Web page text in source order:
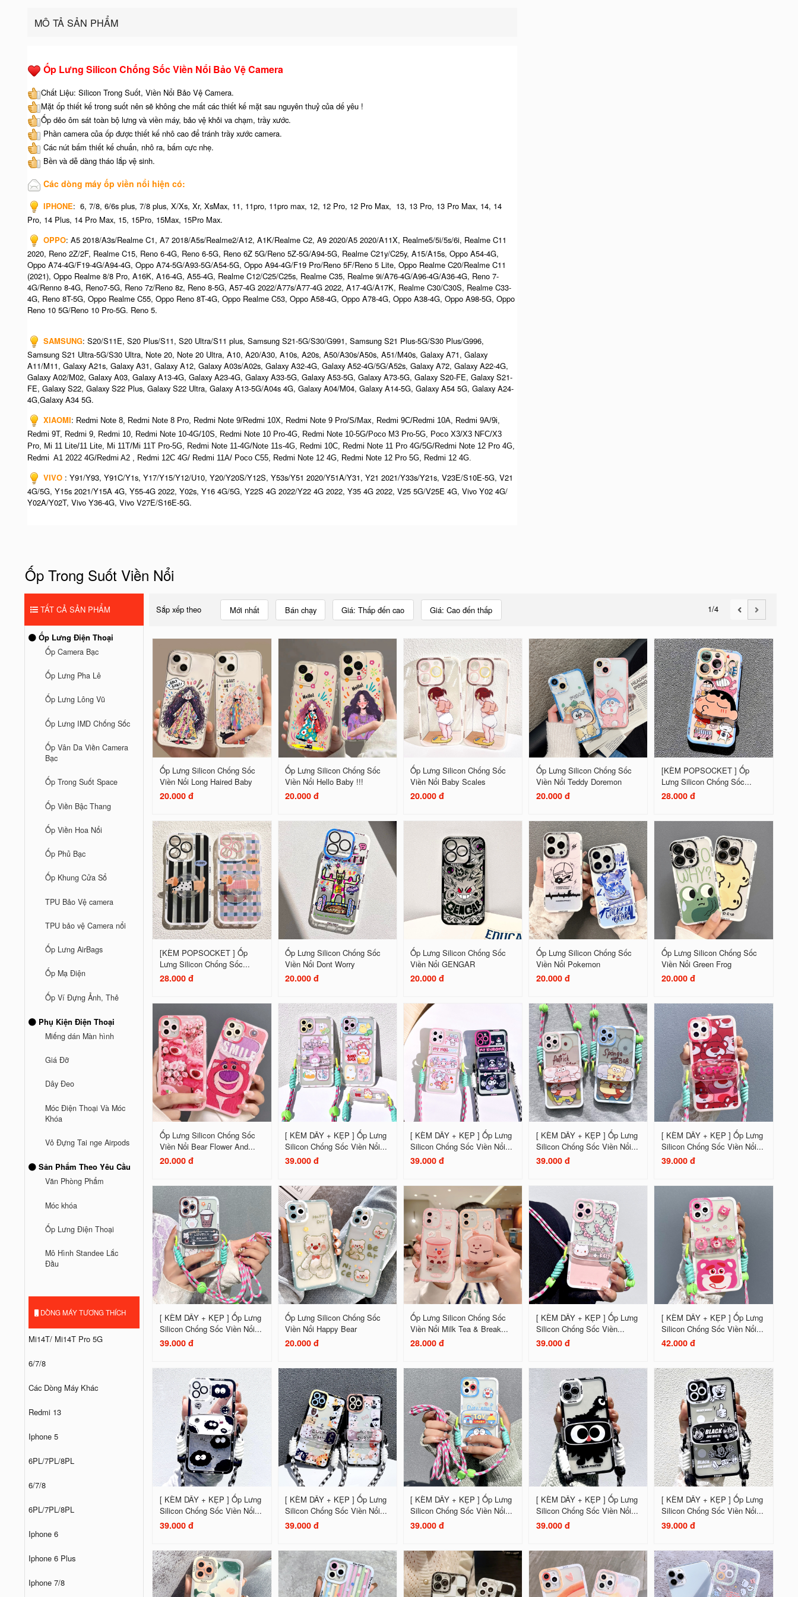
MÔ TẢ SẢN PHẨM
Ốp Lưng Silicon Chống Sốc Viền Nổi Bảo Vệ Camera
Chất Liệu: Silicon Trong Suốt, Viền Nổi Bảo Vệ Camera.
Mặt ốp thiết kế trong suốt nên sẽ không che mất các thiết kế mặt sau nguyên thuỷ của dế yêu !
Ốp dẻo ôm sát toàn bộ lưng và viền máy, bảo vệ khỏi va chạm, trầy xước.
Phần camera của ốp được thiết kế nhô cao để tránh trầy xước camera.
Các nút bấm thiết kế chuẩn, nhô ra, bấm cực nhẹ.
Bền và dễ dàng tháo lắp vệ sinh.
Các dòng máy ốp viền nổi hiện có:
IPHONE: 6, 7/8, 6/6s plus, 7/8 plus, X/Xs, Xr, XsMax, 11, 11pro, 11pro max, 12, 12 Pro, 12 Pro Max, 13, 13 Pro, 13 Pro Max, 14, 14
Pro, 14 Plus, 14 Pro Max, 15, 15Pro, 15Max, 15Pro Max.
OPPO: A5 2018/A3s/Realme C1, A7 2018/A5s/Realme2/A12, A1K/Realme C2, A9 2020/A5 2020/A11X, Realme5/5i/5s/6i, Realme C11
2020, Reno 2Z/2F, Realme C15, Reno 6-4G, Reno 6-5G, Reno 6Z 5G/Reno 5Z-5G/A94-5G, Realme C21y/C25y, A15/A15s, Oppo A54-4G,
Oppo A74-4G/F19-4G/A94-4G, Oppo A74-5G/A93-5G/A54-5G, Oppo A94-4G/F19 Pro/Reno 5F/Reno 5 Lite, Oppo Realme C20/Realme C11
(2021), Oppo Realme 8/8 Pro, A16K, A16-4G, A55-4G, Realme C12/C25/C25s, Realme C35, Realme 9i/A76-4G/A96-4G/A36-4G, Reno 7-
4G/Renno 8-4G, Reno7-5G, Reno 7z/Reno 8z, Reno 8-5G, A57-4G 2022/A77s/A77-4G 2022, A17-4G/A17K, Realme C30/C30S, Realme C33-
4G, Reno 8T-5G, Oppo Realme C55, Oppo Reno 8T-4G, Oppo Realme C53, Oppo A58-4G, Oppo A78-4G, Oppo A38-4G, Oppo A98-5G, Oppo
Reno 10 5G/Reno 10 Pro-5G. Reno 5.
SAMSUNG: S20/S11E, S20 Plus/S11, S20 Ultra/S11 plus, Samsung S21-5G/S30/G991, Samsung S21 Plus-5G/S30 Plus/G996,
Samsung S21 Ultra-5G/S30 Ultra, Note 20, Note 20 Ultra, A10, A20/A30, A10s, A20s, A50/A30s/A50s, A51/M40s, Galaxy A71, Galaxy
A11/M11, Galaxy A21s, Galaxy A31, Galaxy A12, Galaxy A03s/A02s, Galaxy A32-4G, Galaxy A52-4G/5G/A52s, Galaxy A72, Galaxy A22-4G,
Galaxy A02/M02, Galaxy A03, Galaxy A13-4G, Galaxy A23-4G, Galaxy A33-5G, Galaxy A53-5G, Galaxy A73-5G, Galaxy S20-FE, Galaxy S21-
FE, Galaxy S22, Galaxy S22 Plus, Galaxy S22 Ultra, Galaxy A13-5G/A04s 4G, Galaxy A04/M04, Galaxy A14-5G, Galaxy A54 5G, Galaxy A24-
4G,Galaxy A34 5G.
XIAOMI: Redmi Note 8, Redmi Note 8 Pro, Redmi Note 9/Redmi 10X, Redmi Note 9 Pro/S/Max, Redmi 9C/Redmi 10A, Redmi 9A/9i,
Redmi 9T, Redmi 9, Redmi 10, Redmi Note 10-4G/10S, Redmi Note 10 Pro-4G, Redmi Note 10-5G/Poco M3 Pro-5G, Poco X3/X3 NFC/X3
Pro, Mi 11 Lite/11 Lite, Mi 11T/Mi 11T Pro-5G, Redmi Note 11-4G/Note 11s-4G, Redmi 10C, Redmi Note 11 Pro 4G/5G/Redmi Note 12 Pro 4G,
Redmi A1 2022 4G/Redmi A2 , Redmi 12C 4G/ Redmi 11A/ Poco C55, Redmi Note 12 4G, Redmi Note 12 Pro 5G, Redmi 12 4G.
VIVO : Y91/Y93, Y91C/Y1s, Y17/Y15/Y12/U10, Y20/Y20S/Y12S, Y53s/Y51 2020/Y51A/Y31, Y21 2021/Y33s/Y21s, V23E/S10E-5G, V21
4G/5G, Y15s 2021/Y15A 4G, Y55-4G 2022, Y02s, Y16 4G/5G, Y22S 4G 2022/Y22 4G 2022, Y35 4G 2022, V25 5G/V25E 4G, Vivo Y02 4G/
Y02A/Y02T, Vivo Y36-4G, Vivo V27E/S16E-5G.
Ốp Trong Suốt Viền Nổi
TẤT CẢ SẢN PHẨM
Ốp Lưng Điện Thoại
Ốp Camera Bạc
Ốp Lưng Pha Lê
Ốp Lưng Lông Vũ
Ốp Lưng IMD Chống Sốc
Ốp Vân Da Viền Camera
Bạc
Ốp Trong Suốt Space
Ốp Viền Bậc Thang
Ốp Viền Hoa Nổi
Ốp Phủ Bạc
Ốp Khung Cửa Sổ
TPU Bảo Vệ camera
TPU bảo vệ Camera nổi
Ốp Lưng AirBags
Ốp Mạ Điện
Ốp Ví Đựng Ảnh, Thẻ
Phụ Kiện Điện Thoại
Miếng dán Màn hình
Giá Đỡ
Dây Đeo
Móc Điện Thoại Và Móc
Khóa
Vỏ Đựng Tai nge Airpods
Sản Phẩm Theo Yêu Cầu
Văn Phòng Phẩm
Móc khóa
Ốp Lưng Điện Thoại
Mô Hình Standee Lắc
Đầu
DÒNG MÁY TƯƠNG THÍCH
Mi14T/ Mi14T Pro 5G
6/7/8
Các Dòng Máy Khác
Redmi 13
Iphone 5
6PL/7PL/8PL
6/7/8
6PL/7PL/8PL
Iphone 6
Iphone 6 Plus
Iphone 7/8
Sắp xếp theo Mới nhất Bán chạy Giá: Thấp đến cao Giá: Cao đến thấp 1/4
Ốp Lưng Silicon Chống Sốc
Viền Nổi Long Haired Baby
20.000 đ
Ốp Lưng Silicon Chống Sốc
Viền Nổi Hello Baby !!!
20.000 đ
Ốp Lưng Silicon Chống Sốc
Viền Nổi Baby Scales
20.000 đ
Ốp Lưng Silicon Chống Sốc
Viền Nổi Teddy Doremon
20.000 đ
[KÈM POPSOCKET ] Ốp
Lưng Silicon Chống Sốc...
28.000 đ
[KÈM POPSOCKET ] Ốp
Lưng Silicon Chống Sốc...
28.000 đ
Ốp Lưng Silicon Chống Sốc
Viền Nổi Dont Worry
20.000 đ
Ốp Lưng Silicon Chống Sốc
Viền Nổi GENGAR
20.000 đ
Ốp Lưng Silicon Chống Sốc
Viền Nổi Pokemon
20.000 đ
Ốp Lưng Silicon Chống Sốc
Viền Nổi Green Frog
20.000 đ
Ốp Lưng Silicon Chống Sốc
Viền Nổi Bear Flower And...
20.000 đ
[ KÈM DÂY + KẸP ] Ốp Lưng
Silicon Chống Sốc Viền Nổi...
39.000 đ
[ KÈM DÂY + KẸP ] Ốp Lưng
Silicon Chống Sốc Viền Nổi...
39.000 đ
[ KÈM DÂY + KẸP ] Ốp Lưng
Silicon Chống Sốc Viền Nổi...
39.000 đ
[ KÈM DÂY + KẸP ] Ốp Lưng
Silicon Chống Sốc Viền Nổi...
39.000 đ
[ KÈM DÂY + KẸP ] Ốp Lưng
Silicon Chống Sốc Viền Nổi...
39.000 đ
Ốp Lưng Silicon Chống Sốc
Viền Nổi Happy Bear
20.000 đ
Ốp Lưng Silicon Chống Sốc
Viền Nổi Milk Tea & Break...
28.000 đ
[ KÈM DÂY + KẸP ] Ốp Lưng
Silicon Chống Sốc Viền...
39.000 đ
[ KÈM DÂY + KẸP ] Ốp Lưng
Silicon Chống Sốc Viền Nổi...
42.000 đ
[ KÈM DÂY + KẸP ] Ốp Lưng
Silicon Chống Sốc Viền Nổi...
39.000 đ
[ KÈM DÂY + KẸP ] Ốp Lưng
Silicon Chống Sốc Viền Nổi...
39.000 đ
[ KÈM DÂY + KẸP ] Ốp Lưng
Silicon Chống Sốc Viền Nổi...
39.000 đ
[ KÈM DÂY + KẸP ] Ốp Lưng
Silicon Chống Sốc Viền Nổi...
39.000 đ
[ KÈM DÂY + KẸP ] Ốp Lưng
Silicon Chống Sốc Viền Nổi...
39.000 đ